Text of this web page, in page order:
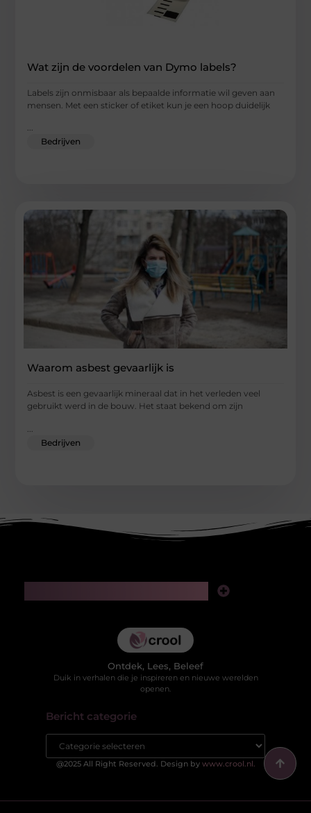
Wat zijn de voordelen van Dymo labels?
Labels zijn onmisbaar als bepaalde informatie wil geven aan
mensen. Met een sticker of etiket kun je een hoop duidelijk
...
Bedrijven
Waarom asbest gevaarlijk is
Asbest is een gevaarlijk mineraal dat in het verleden veel
gebruikt werd in de bouw. Het staat bekend om zijn
Bedrijven
Ontdek, Lees, Beleef
Duik in verhalen die je inspireren en nieuwe werelden
openen.
Bericht categorie
@2025 All Right Reserved. Design by www.crool.nl.